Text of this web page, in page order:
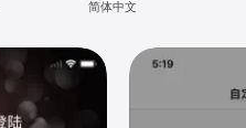
简体中文